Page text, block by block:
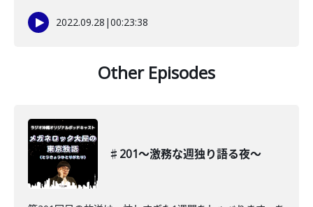
2022.09.28 |00:23:38
Other Episodes
♯201〜激務な週独り語る夜〜